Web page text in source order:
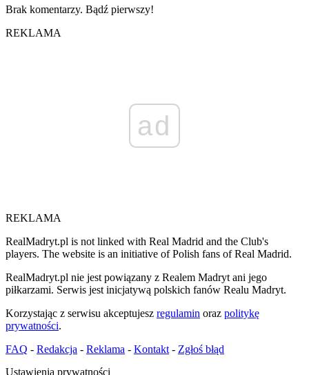
Brak komentarzy. Bądź pierwszy!
REKLAMA
ad
REKLAMA
RealMadryt.pl is not linked with Real Madrid and the Club's
players. The website is an initiative of Polish fans of Real Madrid.
RealMadryt.pl nie jest powiązany z Realem Madryt ani jego
piłkarzami. Serwis jest inicjatywą polskich fanów Realu Madryt.
Korzystając z serwisu akceptujesz regulamin oraz politykę
prywatności.
FAQ - Redakcja - Reklama - Kontakt - Zgłoś błąd
Ustawienia prywatności